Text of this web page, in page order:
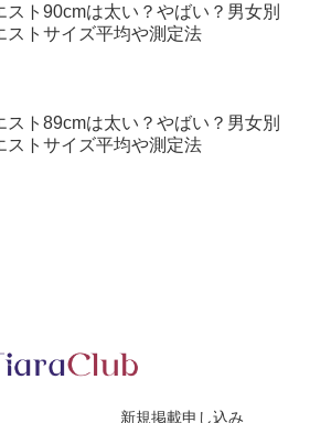
スト90cmは太い？やばい？男女別
ストサイズ平均や測定法
スト89cmは太い？やばい？男女別
ストサイズ平均や測定法
新規掲載申し込み